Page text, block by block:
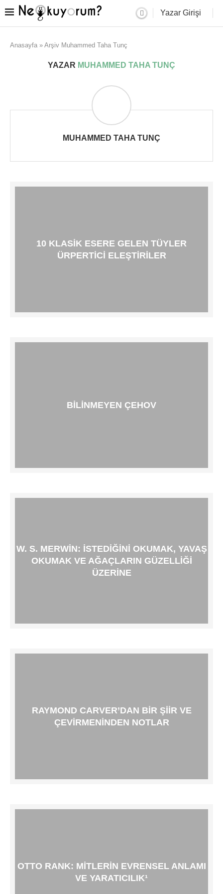
Yazar Girişi
Anasayfa » Arşiv Muhammed Taha Tunç
YAZAR MUHAMMED TAHA TUNÇ
MUHAMMED TAHA TUNÇ
10 KLASIK ESERE GELEN TÜYLER
ÜRPERTICI ELEŞTIRILER
BILINMEYEN ÇEHOV
W. S. MERWIN: İSTEDIĞINI OKUMAK, YAVAŞ
OKUMAK VE AĞAÇLARIN GÜZELLIĞI
ÜZERINE
RAYMOND CARVER’DAN BIR ŞIIR VE
ÇEVIRMENINDEN NOTLAR
OTTO RANK: MITLERIN EVRENSEL ANLAMI
VE YARATICILIK¹